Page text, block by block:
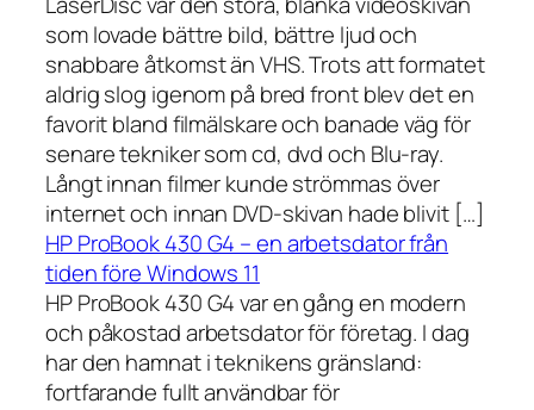
som lovade bättre bild, bättre ljud och
snabbare åtkomst än VHS. Trots att formatet
aldrig slog igenom på bred front blev det en
favorit bland filmälskare och banade väg för
senare tekniker som cd, dvd och Blu-ray.
Långt innan filmer kunde strömmas över
internet och innan DVD-skivan hade blivit […]
HP ProBook 430 G4 – en arbetsdator från
tiden före Windows 11
HP ProBook 430 G4 var en gång en modern
och påkostad arbetsdator för företag. I dag
har den hamnat i teknikens gränsland:
fortfarande fullt användbar för